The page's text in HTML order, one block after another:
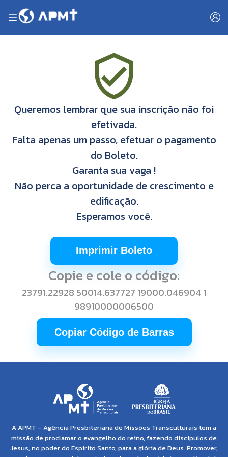
Queremos lembrar que sua inscrição não foi
efetivada.
Falta apenas um passo, efetuar o pagamento
do Boleto.
Garanta sua vaga !
Não perca a oportunidade de crescimento e
edificação.
Esperamos você.
Imprimir Boleto
Copie e cole o código:
23791.22928 50014.637727 19000.046904 1
98910000006500
Copiar Código de Barras
A APMT – Agência Presbiteriana de Missões Transculturais tem a
missão de proclamar o evangelho do reino, fazendo discípulos de
Jesus, no poder do Espírito Santo, para a glória de Deus. Promover,